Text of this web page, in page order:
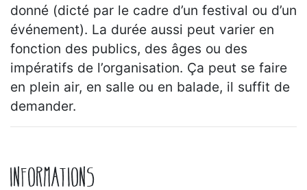
donné (dicté par le cadre d’un festival ou d’un
événement). La durée aussi peut varier en
fonction des publics, des âges ou des
impératifs de l’organisation. Ça peut se faire
en plein air, en salle ou en balade, il suffit de
demander.
INFORMATIONS